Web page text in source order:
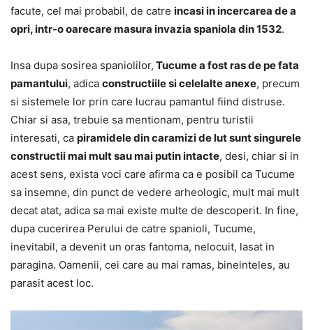
facute, cel mai probabil, de catre incasi in incercarea de a
opri, intr-o oarecare masura invazia spaniola din 1532.
Insa dupa sosirea spaniolilor, Tucume a fost ras de pe fata
pamantului, adica constructiile si celelalte anexe, precum
si sistemele lor prin care lucrau pamantul fiind distruse.
Chiar si asa, trebuie sa mentionam, pentru turistii
interesati, ca piramidele din caramizi de lut sunt singurele
constructii mai mult sau mai putin intacte, desi, chiar si in
acest sens, exista voci care afirma ca e posibil ca Tucume
sa insemne, din punct de vedere arheologic, mult mai mult
decat atat, adica sa mai existe multe de descoperit. In fine,
dupa cucerirea Perului de catre spanioli, Tucume,
inevitabil, a devenit un oras fantoma, nelocuit, lasat in
paragina. Oamenii, cei care au mai ramas, bineinteles, au
parasit acest loc.